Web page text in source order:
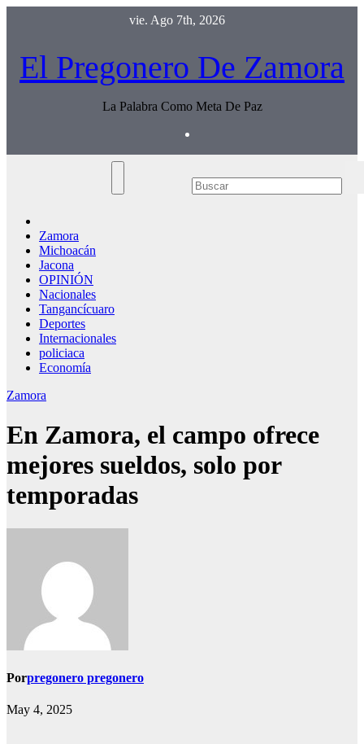
vie. Ago 7th, 2026
El Pregonero De Zamora
La Palabra Como Meta De Paz
Zamora
Michoacán
Jacona
OPINIÓN
Nacionales
Tangancícuaro
Deportes
Internacionales
policiaca
Economía
Zamora
En Zamora, el campo ofrece
mejores sueldos, solo por
temporadas
Porpregonero pregonero
May 4, 2025